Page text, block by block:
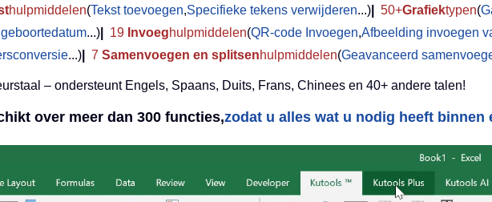
hulpmiddelen(Tekst toevoegen,Specifieke tekens verwijderen...) 50+Grafiektypen(
...) 19 Invoeghulpmiddelen(QR-code Invoegen,Afbeelding invoegen
...) 7 Samenvoegen en splitsenhulpmiddelen(Geavanceerd
– ondersteunt Engels, Spaans, Duits, Frans, Chinees en 40+ andere talen!
over meer dan 300 functies,zodat u alles wat u nodig heeft binnen